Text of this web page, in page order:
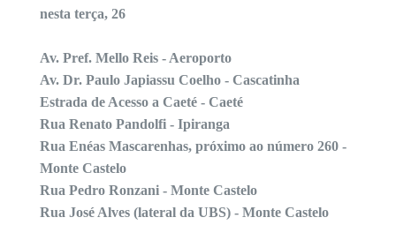
nesta terça, 26
Av. Pref. Mello Reis - Aeroporto
Av. Dr. Paulo Japiassu Coelho - Cascatinha
Estrada de Acesso a Caeté - Caeté
Rua Renato Pandolfi - Ipiranga
Rua Enéas Mascarenhas, próximo ao número 260 -
Monte Castelo
Rua Pedro Ronzani - Monte Castelo
Rua José Alves (lateral da UBS) - Monte Castelo